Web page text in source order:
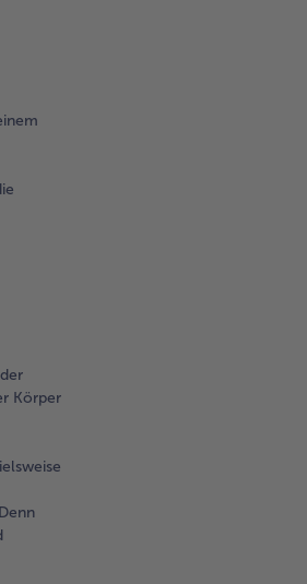
Körper